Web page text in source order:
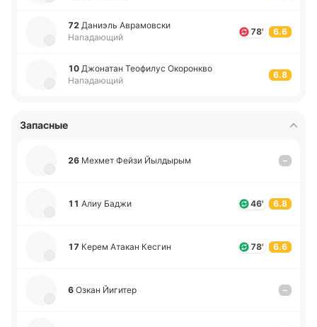
72 Да­ниэль Авра­мо­вски
Нападающий
78' 6.6
10 Джо­на­тан Тео­фи­лус Око­ро­нкво
Нападающий
6.8
Запасные
26 Мехмет Фейзи Йы­лды­рым –
11 Алиу Баджи 46' 6.8
17 Керем Атакан Кесгин 78' 6.6
6 Озкан Йи­ги­тер –